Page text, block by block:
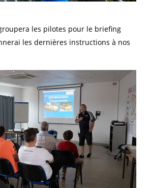
les pilotes pour le briefing
les dernières instructions à nos